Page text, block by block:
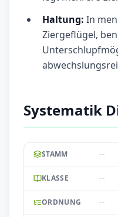
Haltung: In
Ziergeflügel,
Systematik
STAMM --
KLASSE --
ORDNUNG --